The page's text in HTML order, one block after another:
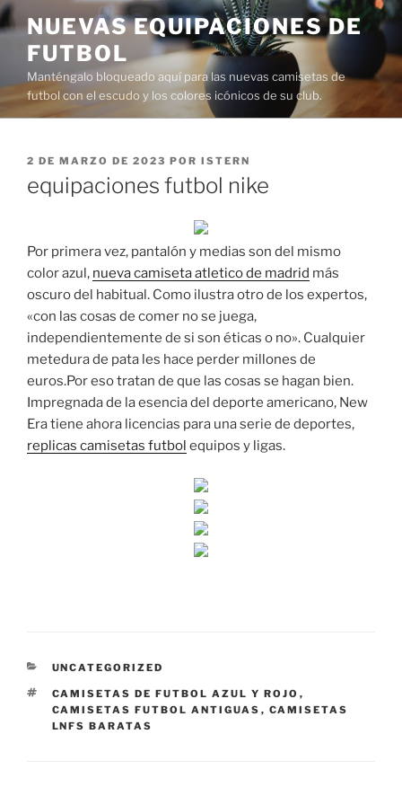
Saltar
al
contenido
NUEVAS EQUIPACIONES DE
FUTBOL
Manténgalo bloqueado aquí para las nuevas camisetas de
futbol con el escudo y los colores icónicos de su club.
PUBLICADO
2 DE MARZO DE 2023 POR ISTERN
equipaciones futbol nike
Por primera vez, pantalón y medias son del mismo
color azul, nueva camiseta atletico de madrid más
oscuro del habitual. Como ilustra otro de los expertos,
«con las cosas de comer no se juega,
independientemente de si son éticas o no». Cualquier
metedura de pata les hace perder millones de
euros.Por eso tratan de que las cosas se hagan bien.
Impregnada de la esencia del deporte americano, New
Era tiene ahora licencias para una serie de deportes,
replicas camisetas futbol equipos y ligas.
CATEGORÍAS
UNCATEGORIZED
ETIQUETAS
CAMISETAS DE FUTBOL AZUL Y ROJO ,
CAMISETAS FUTBOL ANTIGUAS , CAMISETAS
LNFS BARATAS